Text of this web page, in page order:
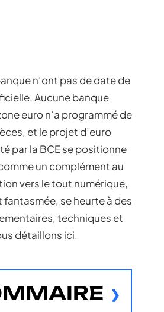
n’ont pas de date de
Aucune banque
euro n’a programmé de
et le projet d’euro
par la BCE se positionne
un complément au
vers le tout numérique,
fantasmée, se heurte à des
techniques et
détaillons ici.